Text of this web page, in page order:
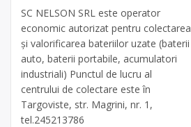
SC NELSON SRL este operator
economic autorizat pentru colectarea
și valorificarea bateriilor uzate (baterii
auto, baterii portabile, acumulatori
industriali) Punctul de lucru al
centrului de colectare este în
Targoviste, str. Magrini, nr. 1,
tel.245213786